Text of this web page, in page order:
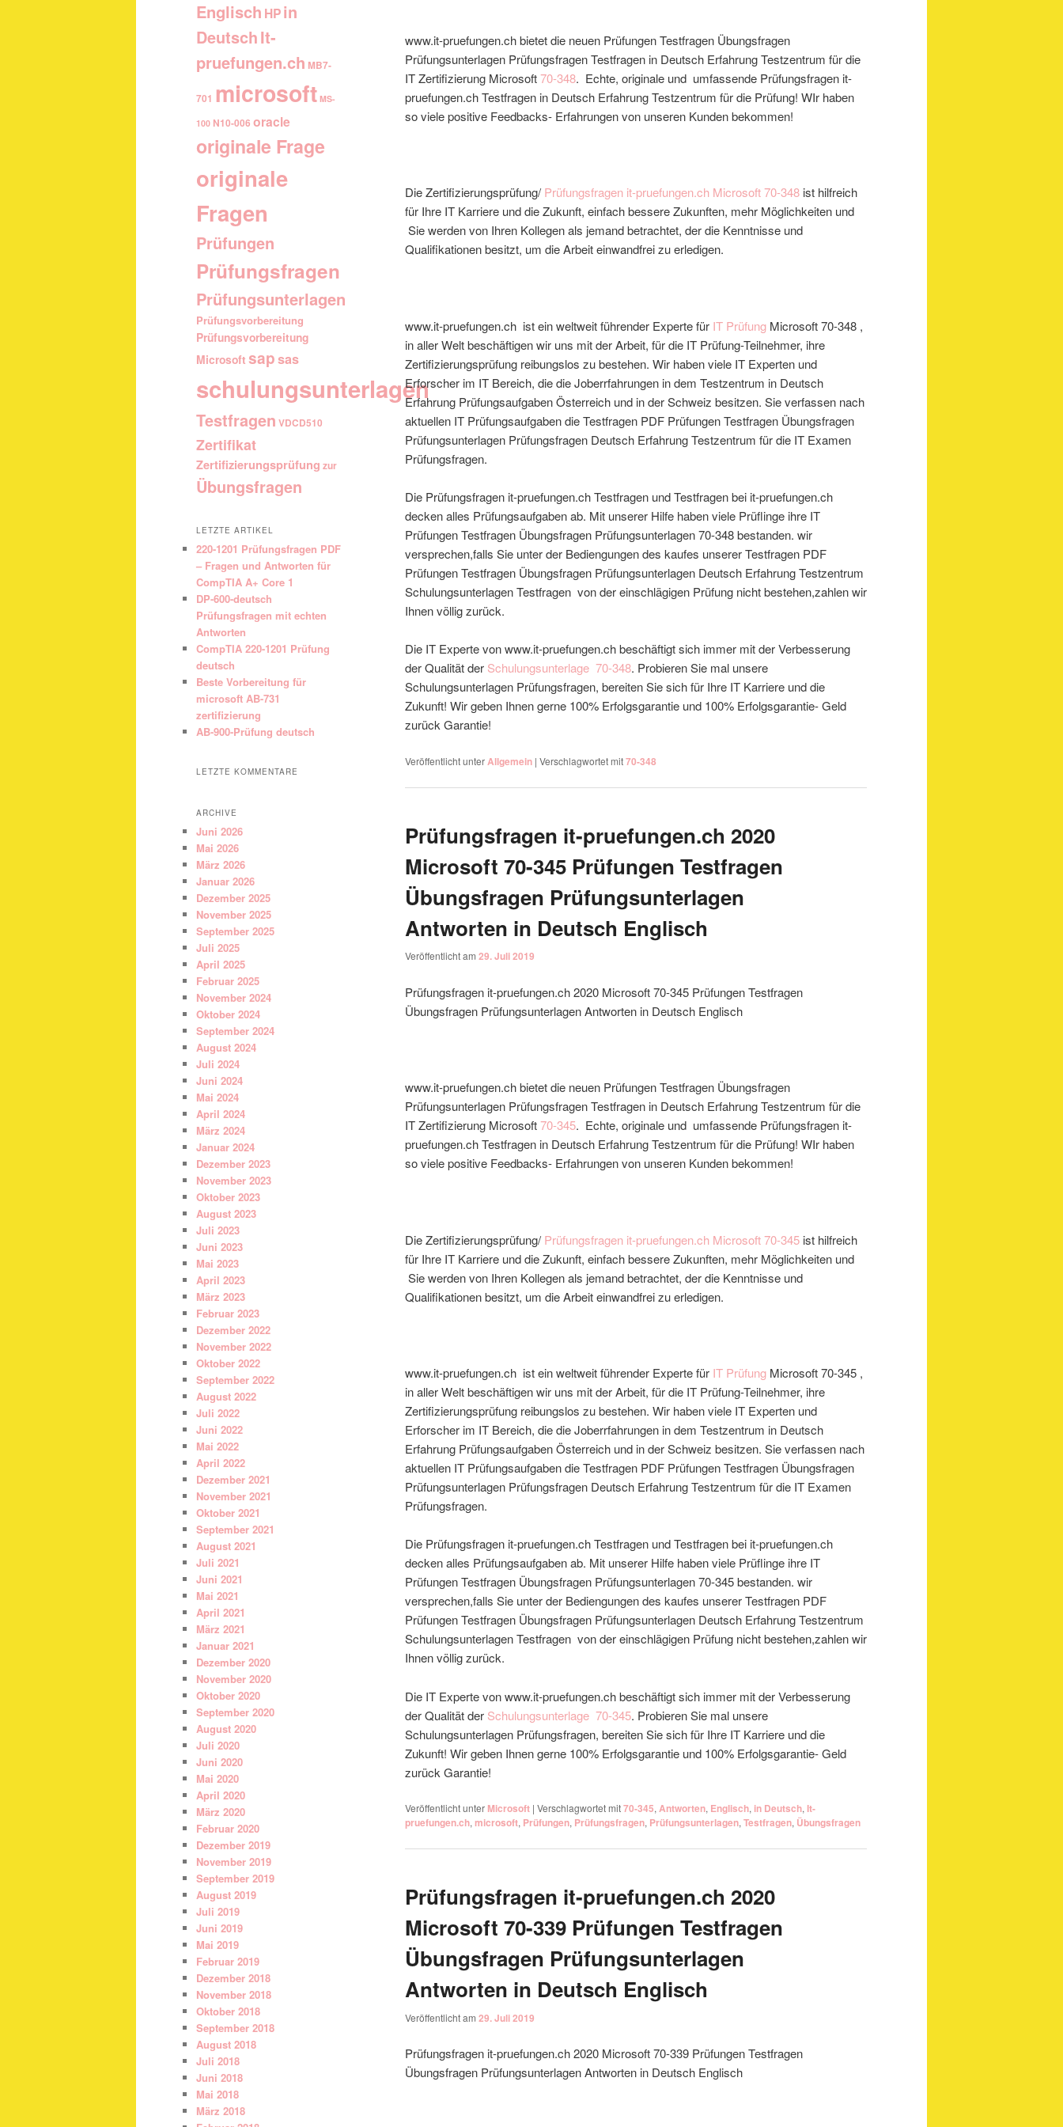
www.it-pruefungen.ch bietet die neuen Prüfungen Testfragen Übungsfragen
Prüfungsunterlagen Prüfungsfragen Testfragen in Deutsch Erfahrung Testzentrum für die
IT Zertifizierung Microsoft70-348. Echte, originale und umfassende Prüfungsfragen it-
pruefungen.ch Testfragen in Deutsch Erfahrung Testzentrum für die Prüfung! WIr haben
so viele positive Feedbacks- Erfahrungen von unseren Kunden bekommen!
Die Zertifizierungsprüfung/ Prüfungsfragen it-pruefungen.ch Microsoft70-348 ist hilfreich
für Ihre IT Karriere und die Zukunft, einfach bessere Zukunften, mehr Möglichkeiten und
Sie werden von Ihren Kollegen als jemand betrachtet, der die Kenntnisse und
Qualifikationen besitzt, um die Arbeit einwandfrei zu erledigen.
www.it-pruefungen.ch ist ein weltweit führender Experte für IT Prüfung Microsoft70-348 ,
in aller Welt beschäftigen wir uns mit der Arbeit, für die IT Prüfung-Teilnehmer, ihre
Zertifizierungsprüfung reibungslos zu bestehen. Wir haben viele IT Experten und
Erforscher im IT Bereich, die die Joberrfahrungen in dem Testzentrum in Deutsch
Erfahrung Prüfungsaufgaben Österreich und in der Schweiz besitzen. Sie verfassen nach
aktuellen IT Prüfungsaufgaben die Testfragen PDF Prüfungen Testfragen Übungsfragen
Prüfungsunterlagen Prüfungsfragen Deutsch Erfahrung Testzentrum für die IT Examen
Prüfungsfragen.
Die Prüfungsfragen it-pruefungen.ch Testfragen und Testfragen bei it-pruefungen.ch
decken alles Prüfungsaufgaben ab. Mit unserer Hilfe haben viele Prüflinge ihre IT
Prüfungen Testfragen Übungsfragen Prüfungsunterlagen 70-348 bestanden. wir
versprechen,falls Sie unter der Bediengungen des kaufes unserer Testfragen PDF
Prüfungen Testfragen Übungsfragen Prüfungsunterlagen Deutsch Erfahrung Testzentrum
Schulungsunterlagen Testfragen von der einschlägigen Prüfung nicht bestehen,zahlen wir
Ihnen völlig zurück.
Die IT Experte von www.it-pruefungen.ch beschäftigt sich immer mit der Verbesserung
der Qualität der Schulungsunterlage 70-348. Probieren Sie mal unsere
Schulungsunterlagen Prüfungsfragen, bereiten Sie sich für Ihre IT Karriere und die
Zukunft! Wir geben Ihnen gerne 100% Erfolgsgarantie und 100% Erfolgsgarantie- Geld
zurück Garantie!
Veröffentlicht unterAllgemein | Verschlagwortet mit70-348
Prüfungsfragen it-pruefungen.ch 2020
Microsoft 70-345 Prüfungen Testfragen
Übungsfragen Prüfungsunterlagen
Antworten in Deutsch Englisch
Veröffentlicht am 29. Juli 2019
Prüfungsfragen it-pruefungen.ch 2020 Microsoft 70-345 Prüfungen Testfragen
Übungsfragen Prüfungsunterlagen Antworten in Deutsch Englisch
www.it-pruefungen.ch bietet die neuen Prüfungen Testfragen Übungsfragen
Prüfungsunterlagen Prüfungsfragen Testfragen in Deutsch Erfahrung Testzentrum für die
IT Zertifizierung Microsoft70-345. Echte, originale und umfassende Prüfungsfragen it-
pruefungen.ch Testfragen in Deutsch Erfahrung Testzentrum für die Prüfung! WIr haben
so viele positive Feedbacks- Erfahrungen von unseren Kunden bekommen!
Die Zertifizierungsprüfung/ Prüfungsfragen it-pruefungen.ch Microsoft70-345 ist hilfreich
für Ihre IT Karriere und die Zukunft, einfach bessere Zukunften, mehr Möglichkeiten und
Sie werden von Ihren Kollegen als jemand betrachtet, der die Kenntnisse und
Qualifikationen besitzt, um die Arbeit einwandfrei zu erledigen.
www.it-pruefungen.ch ist ein weltweit führender Experte für IT Prüfung Microsoft70-345 ,
in aller Welt beschäftigen wir uns mit der Arbeit, für die IT Prüfung-Teilnehmer, ihre
Zertifizierungsprüfung reibungslos zu bestehen. Wir haben viele IT Experten und
Erforscher im IT Bereich, die die Joberrfahrungen in dem Testzentrum in Deutsch
Erfahrung Prüfungsaufgaben Österreich und in der Schweiz besitzen. Sie verfassen nach
aktuellen IT Prüfungsaufgaben die Testfragen PDF Prüfungen Testfragen Übungsfragen
Prüfungsunterlagen Prüfungsfragen Deutsch Erfahrung Testzentrum für die IT Examen
Prüfungsfragen.
Die Prüfungsfragen it-pruefungen.ch Testfragen und Testfragen bei it-pruefungen.ch
decken alles Prüfungsaufgaben ab. Mit unserer Hilfe haben viele Prüflinge ihre IT
Prüfungen Testfragen Übungsfragen Prüfungsunterlagen 70-345 bestanden. wir
versprechen,falls Sie unter der Bediengungen des kaufes unserer Testfragen PDF
Prüfungen Testfragen Übungsfragen Prüfungsunterlagen Deutsch Erfahrung Testzentrum
Schulungsunterlagen Testfragen von der einschlägigen Prüfung nicht bestehen,zahlen wir
Ihnen völlig zurück.
Die IT Experte von www.it-pruefungen.ch beschäftigt sich immer mit der Verbesserung
der Qualität der Schulungsunterlage 70-345. Probieren Sie mal unsere
Schulungsunterlagen Prüfungsfragen, bereiten Sie sich für Ihre IT Karriere und die
Zukunft! Wir geben Ihnen gerne 100% Erfolgsgarantie und 100% Erfolgsgarantie- Geld
zurück Garantie!
Veröffentlicht unter Microsoft | Verschlagwortet mit70-345, Antworten, Englisch, in Deutsch, It-
pruefungen.ch, microsoft, Prüfungen, Prüfungsfragen, Prüfungsunterlagen, Testfragen, Übungsfragen
Prüfungsfragen it-pruefungen.ch 2020
Microsoft 70-339 Prüfungen Testfragen
Übungsfragen Prüfungsunterlagen
Antworten in Deutsch Englisch
Veröffentlicht am 29. Juli 2019
Prüfungsfragen it-pruefungen.ch 2020 Microsoft 70-339 Prüfungen Testfragen
Übungsfragen Prüfungsunterlagen Antworten in Deutsch Englisch
Englisch HPin
DeutschIt-
pruefungen.ch MB7-
701 microsoft MS-
100 N10-006 oracle
originale Frage
originale
Fragen
Prüfungen
Prüfungsfragen
Prüfungsunterlagen
Prüfungsvorbereitung
Prüfungsvorbereitung
Microsoft sapsas
schulungsunterlagen
Testfragen VDCD510
Zertifikat
Zertifizierungsprüfung zur
Übungsfragen
LETZTE ARTIKEL
220-1201 Prüfungsfragen PDF
– Fragen und Antworten für
CompTIA A+ Core 1
DP-600-deutsch
Prüfungsfragen mit echten
Antworten
CompTIA 220-1201 Prüfung
deutsch
Beste Vorbereitung für
microsoft AB-731
zertifizierung
AB-900-Prüfung deutsch
LETZTE KOMMENTARE
ARCHIVE
Juni 2026
Mai 2026
März 2026
Januar 2026
Dezember 2025
November 2025
September 2025
Juli 2025
April 2025
Februar 2025
November 2024
Oktober 2024
September 2024
August 2024
Juli 2024
Juni 2024
Mai 2024
April 2024
März 2024
Januar 2024
Dezember 2023
November 2023
Oktober 2023
August 2023
Juli 2023
Juni 2023
Mai 2023
April 2023
März 2023
Februar 2023
Dezember 2022
November 2022
Oktober 2022
September 2022
August 2022
Juli 2022
Juni 2022
Mai 2022
April 2022
Dezember 2021
November 2021
Oktober 2021
September 2021
August 2021
Juli 2021
Juni 2021
Mai 2021
April 2021
März 2021
Januar 2021
Dezember 2020
November 2020
Oktober 2020
September 2020
August 2020
Juli 2020
Juni 2020
Mai 2020
April 2020
März 2020
Februar 2020
Dezember 2019
November 2019
September 2019
August 2019
Juli 2019
Juni 2019
Mai 2019
Februar 2019
Dezember 2018
November 2018
Oktober 2018
September 2018
August 2018
Juli 2018
Juni 2018
Mai 2018
März 2018